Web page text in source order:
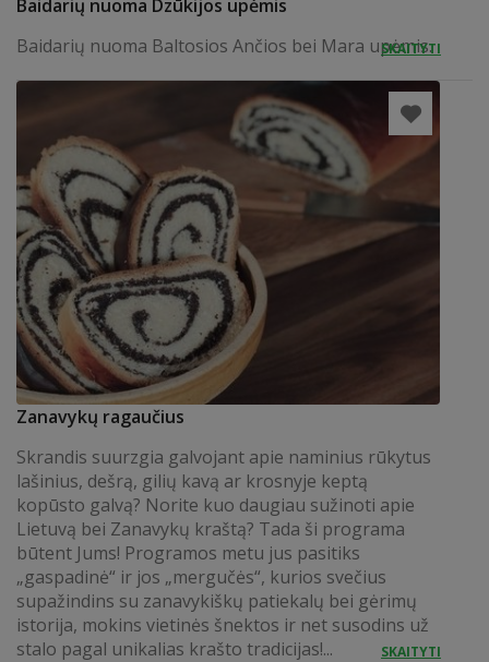
Baidarių nuoma Dzūkijos upėmis
Baidarių nuoma Baltosios Ančios bei Mara upėmis.
SKAITYTI
Zanavykų ragaučius
Skrandis suurzgia galvojant apie naminius rūkytus
lašinius, dešrą, gilių kavą ar krosnyje keptą
kopūsto galvą? Norite kuo daugiau sužinoti apie
Lietuvą bei Zanavykų kraštą? Tada ši programa
būtent Jums! Programos metu jus pasitiks
„gaspadinė“ ir jos „mergučės“, kurios svečius
supažindins su zanavykiškų patiekalų bei gėrimų
istorija, mokins vietinės šnektos ir net susodins už
stalo pagal unikalias krašto tradicijas!...
SKAITYTI